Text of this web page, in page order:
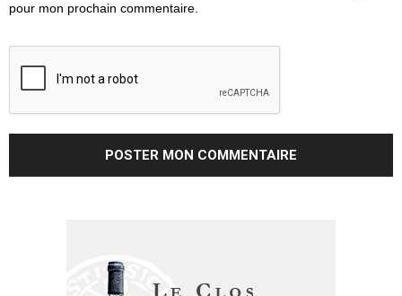
pour mon prochain commentaire.